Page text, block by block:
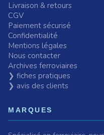
Livraison & retours
CGV
Paiement sécurisé
Confidentialité
Mentions légales
Nous contacter
Archives ferroviaires
❯ fiches pratiques
❯ avis des clients
MARQUES